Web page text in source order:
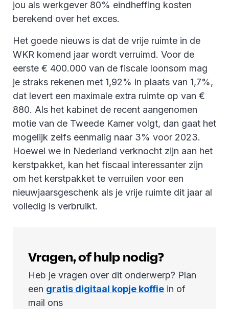
jou als werkgever 80% eindheffing kosten
berekend over het exces.
Het goede nieuws is dat de vrije ruimte in de
WKR komend jaar wordt verruimd. Voor de
eerste € 400.000 van de fiscale loonsom mag
je straks rekenen met 1,92% in plaats van 1,7%,
dat levert een maximale extra ruimte op van €
880. Als het kabinet de recent aangenomen
motie van de Tweede Kamer volgt, dan gaat het
mogelijk zelfs eenmalig naar 3% voor 2023.
Hoewel we in Nederland verknocht zijn aan het
kerstpakket, kan het fiscaal interessanter zijn
om het kerstpakket te verruilen voor een
nieuwjaarsgeschenk als je vrije ruimte dit jaar al
volledig is verbruikt.
Vragen, of hulp nodig?
Heb je vragen over dit onderwerp? Plan
een gratis digitaal kopje koffie in of
mail ons